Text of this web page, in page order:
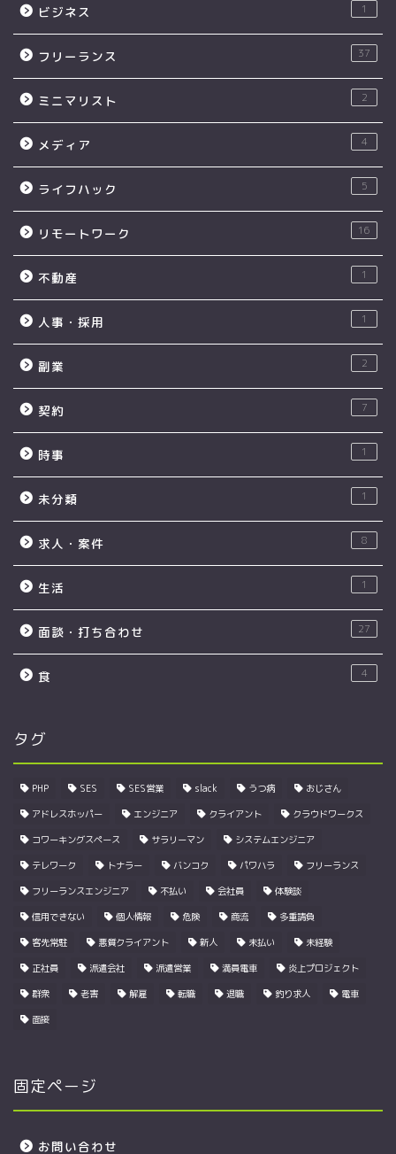
ビジネス 1
フリーランス 37
ミニマリスト 2
メディア 4
ライフハック 5
リモートワーク 16
不動産 1
人事・採用 1
副業 2
契約 7
時事 1
未分類 1
求人・案件 8
生活 1
面談・打ち合わせ 27
食 4
タグ
PHP SES SES営業 slack うつ病 おじさん
アドレスホッパー エンジニア クライアント クラウドワークス
コワーキングスペース サラリーマン システムエンジニア
テレワーク トナラー バンコク パワハラ フリーランス
フリーランスエンジニア 不払い 会社員 体験談
信用できない 個人情報 危険 商流 多重請負
客先常駐 悪質クライアント 新人 未払い 未経験
正社員 派遣会社 派遣営業 満員電車 炎上プロジェクト
群衆 老害 解雇 転職 退職 釣り求人 電車
面接
固定ページ
お問い合わせ